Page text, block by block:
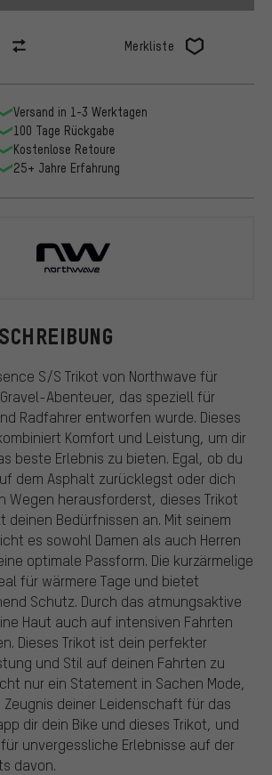
Merkliste
S/S Trikot von Northwave für
Abenteuer, das speziell für
Radfahrer entworfen wurde. Dieses
Komfort und Leistung, um dir
beste Erlebnis zu bieten. Egal, ob du
dem Asphalt zurücklegst oder dich
Wegen herausforderst, dieses Trikot
deinen Bedürfnissen an. Mit seinem
es sowohl Damen als auch Herren
optimale Passform. Die kurzärmelige
für wärmere Tage und bietet
Schutz. Durch das atmungsaktive
Haut auch auf intensiven Fahrten
Dieses Trikot ist dein perfekter
und Stil auf deinen Fahrten zu
nur ein Statement in Sachen Mode,
deiner Leidenschaft für das
dir dein Bike und dieses Trikot, und
unvergessliche Erlebnisse auf der
davon.
Versand in 1-3 Werktagen
100 Tage Rückgabe
Kostenlose Retoure
25+ Jahre Erfahrung